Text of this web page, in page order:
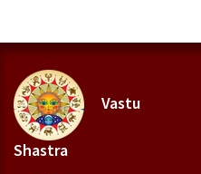
Vastu
Shastra